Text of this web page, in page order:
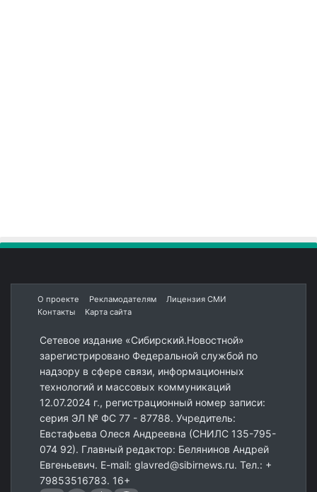
О проекте Рекламодателям
Лицензия СМИ
Контакты
Карта сайта
Сетевое издание «Сибирский.Новостной»
зарегистрировано Федеральной службой по
надзору в сфере связи, информационных
технологий и массовых коммуникаций
12.07.2024 г., регистрационный номер записи:
серия ЭЛ № ФС 77 - 87788. Учредитель:
Евстафьева Олеся Андреевна (СНИЛС 135-795-
074 92). Главный редактор: Белянинов Андрей
Евгеньевич. E-mail: glavred@sibirnews.ru. Тел.: +
79853516783. 16+